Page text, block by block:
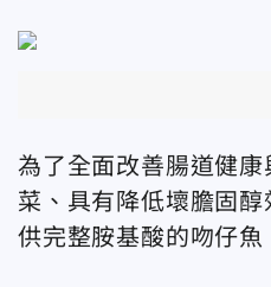
為了全面改善腸道健
菜、具有降低壞膽固
供完整胺基酸的吻仔魚